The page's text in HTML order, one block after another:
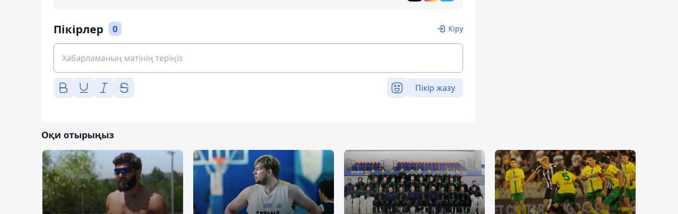
Пікірлер 0 Кіру
Пікір жазу
Оқи отырыңыз